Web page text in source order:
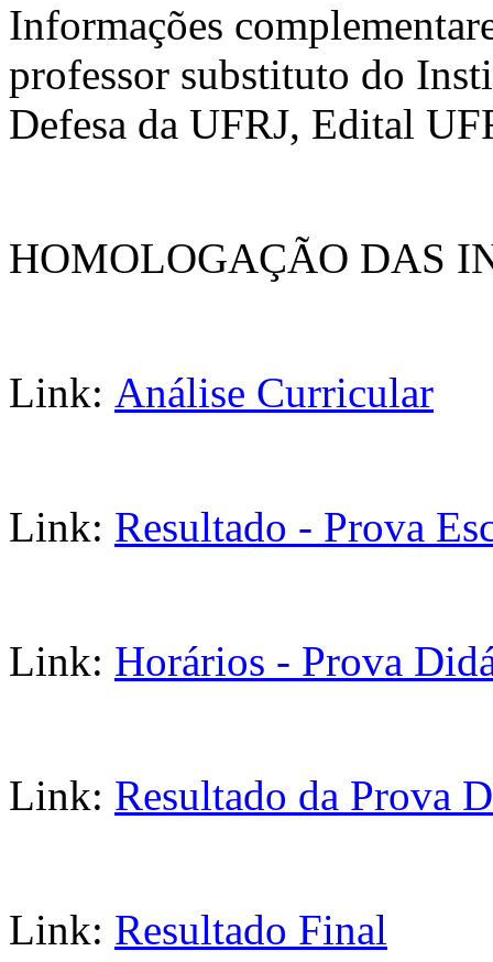
Informações
professor substituto do
Defesa da UFRJ, Edital
HOMOLOGAÇÃO DAS
Link: Análise Curricular
Link: Resultado - Prova
Link: Horários - Prova
Link: Resultado da Prova
Link: Resultado Final